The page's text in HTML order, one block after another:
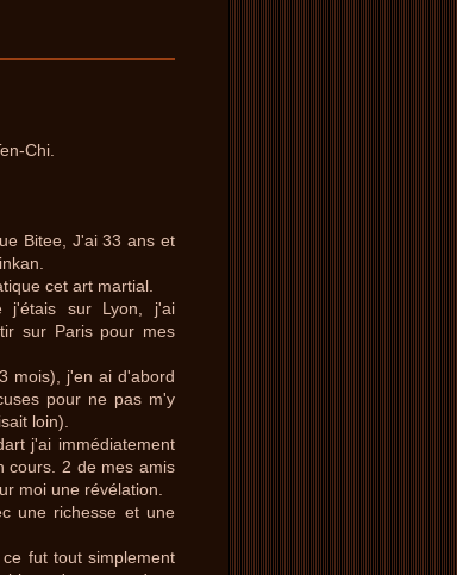
Chi.
Bitee, J'ai 33 ans et
cet art martial.
j'étais sur Lyon, j'ai
sur Paris pour mes
mois), j'en ai d'abord
pour ne pas m'y
loin).
j'ai immédiatement
cours. 2 de mes amis
moi une révélation.
une richesse et une
fut tout simplement